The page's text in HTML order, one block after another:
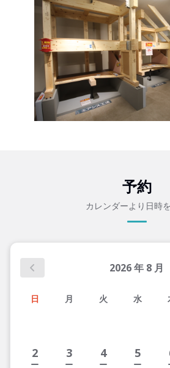
予約
カレンダーより日時
2026年 8 月
日 月 火 水
2 3 4 5